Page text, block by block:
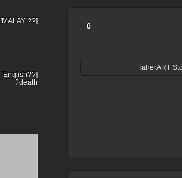
0
[?? MALAY] dipecat!
death?